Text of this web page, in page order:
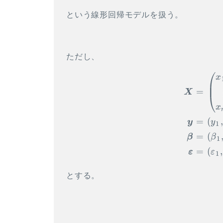
という線形回帰モデルを扱う。
ただし、
X
y
β
ε
=
x
x
= (y1 ,
= (β1 ,
= (ε1 ,
とする。